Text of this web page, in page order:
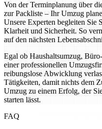
Von der Terminplanung über
zur Packliste – Ihr Umzug
Unsere Experten begleiten Sie
Klarheit und Sicherheit. So
auf den nächsten
Egal ob Haushaltsumzug,
einer professionellen
reibungslose Abwicklung
Tätigkeiten, damit nichts dem
Umzug zu einem Erfolg, der
starten lässt.
FAQ